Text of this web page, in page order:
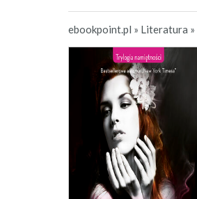
ebookpoint.pl » Literatura »